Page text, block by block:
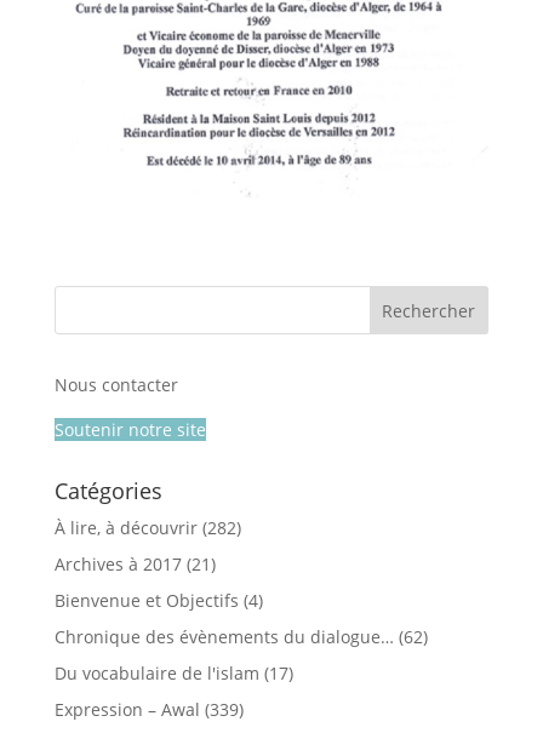
Nous contacter
Soutenir notre site
Catégories
À lire, à découvrir(282)
Archives à 2017(21)
Bienvenue et Objectifs (4)
Chronique des évènements du dialogue… (62)
Du vocabulaire de l'islam (17)
Expression – Awal (339)